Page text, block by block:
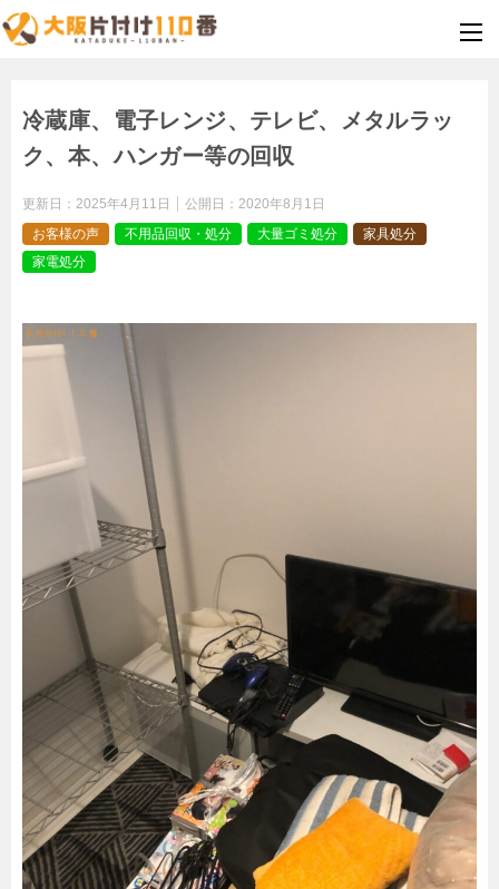
冷蔵庫、電子レンジ、テレビ、メタルラッ
ク、本、ハンガー等の回収
更新日： 2025年4月11日 公開日： 2020年8月1日
お客様の声
不用品回収・処分 大量ゴミ処分
家具処分
家電処分